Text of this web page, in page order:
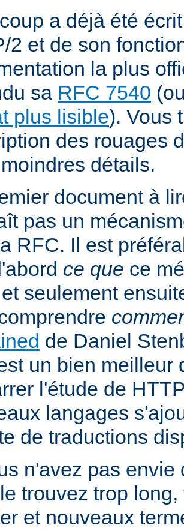
a déjà été
2 et de son
la plus
sa RFC 7540
plus lisible). Vous
des rouages
détails.
document à
pas un
RFC. Il est
ce que ce
seulement
de Daniel
un bien meilleur
l'étude de
langages
de traductions
n'avez pas envie
trouvez trop
et nouveaux